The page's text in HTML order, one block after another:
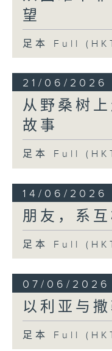
望
足本 Full
21/06/2026
从野桑树
故事
足本 Full
14/06/2026
朋友，系互
足本 Full
07/06/2026
以利亚与
足本 Full